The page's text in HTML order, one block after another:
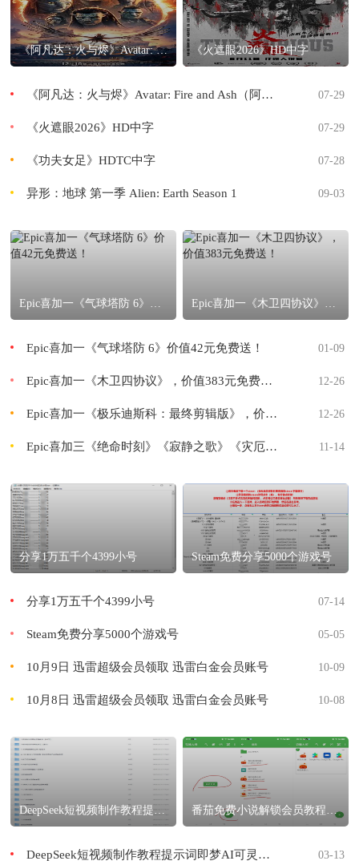
《阿凡达：火与烬》Avatar: Fire and Ash（阿凡达 3） 《火遮眼2026》HD中字
《阿凡达：火与烬》Avatar: Fire and Ash（阿凡达 3） 07-29
《火遮眼2026》HD中字 07-29
《功夫女足》HDTC中字 07-28
异形：地球 第一季 Alien: Earth Season 1 09-03
Epic喜加一《气球塔防 6》价值42元免费送！ 01-09
Epic喜加一《木卫四协议》，价值383元免费送！ 12-26
Epic喜加一《极乐迪斯科：最终剪辑版》，价值104元免费送！ 12-26
Epic喜加三《绝命时刻》《寂静之歌》《灾厄逆刃》免费送！ 11-14
分享1万五千个4399小号 Steam免费分享5000个游戏号
分享1万五千个4399小号 07-14
Steam免费分享5000个游戏号 05-05
10月9日 迅雷超级会员领取 迅雷白金会员账号 10-09
10月8日 迅雷超级会员领取 迅雷白金会员账号 10-08
番茄免费小说解锁会员教程，支持安卓16
DeepSeek短视频制作教程提示词即梦AI可灵动画剪映豆包动画教程3D 03-13